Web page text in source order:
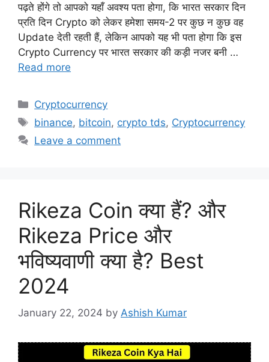
पढ़ते होंगे तो आपको यहाँ अवश्य पता होगा, कि भारत सरकार दिन
प्रति दिन Crypto को लेकर हमेशा समय-2 पर कुछ न कुछ वह
Update देती रहती हैं, लेकिन आपको यह भी पता होगा कि इस
Crypto Currency पर भारत सरकार की कड़ी नजर बनी …
Read more
Categories
Cryptocurrency
Tags
binance, bitcoin, crypto tds, Cryptocurrency
Leave a comment
Rikeza Coin क्या हैं? और
Rikeza Price और
भविष्यवाणी क्या है? Best
2024
January 22, 2024 by Ashish Kumar